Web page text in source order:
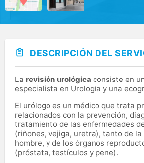
DESCRIPCIÓN DEL
La revisión urológica consiste en
especialista en Urología y una
El urólogo es un médico que trata
relacionados con la prevención,
tratamiento de las enfermedades
(riñones, vejiga, uretra), tanto de la
hombre, y de los órganos
(próstata, testículos y pene).